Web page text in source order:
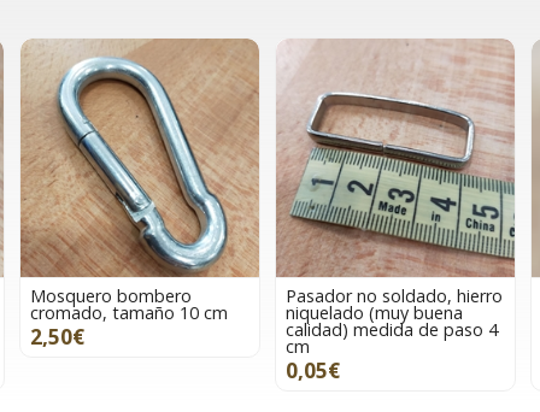
Mosquero bombero
cromado, tamaño 10 cm
2,50€
Pasador no soldado, hierro
niquelado (muy buena
calidad) medida de paso 4
cm
0,05€